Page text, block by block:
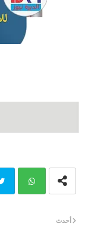
أحدث